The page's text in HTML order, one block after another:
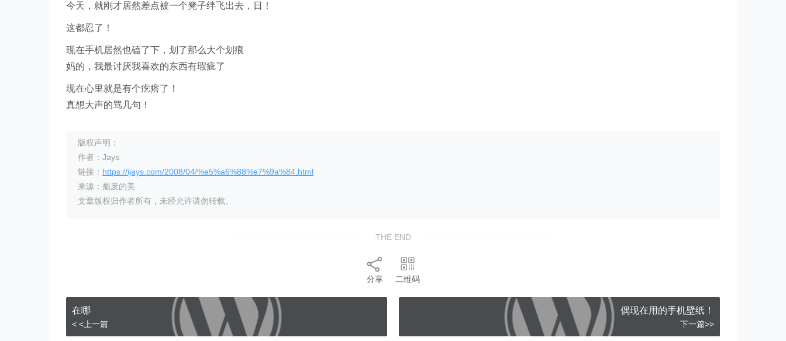
今天，就刚才居然差点被一个凳子绊飞出去，日！
这都忍了！
现在手机居然也磕了下，划了那么大个划痕
妈的，我最讨厌我喜欢的东西有瑕疵了
现在心里就是有个疙瘩了！
真想大声的骂几句！
版权声明：
作者：Jays
链接： https://ijays.com/2008/04/%e5%a6%88%e7%9a%84.html
来源：颓废的美
文章版权归作者所有，未经允许请勿转载。
THE END
分享 二维码
在哪
< <上一篇
偶现在用的手机壁纸！
下一篇>>